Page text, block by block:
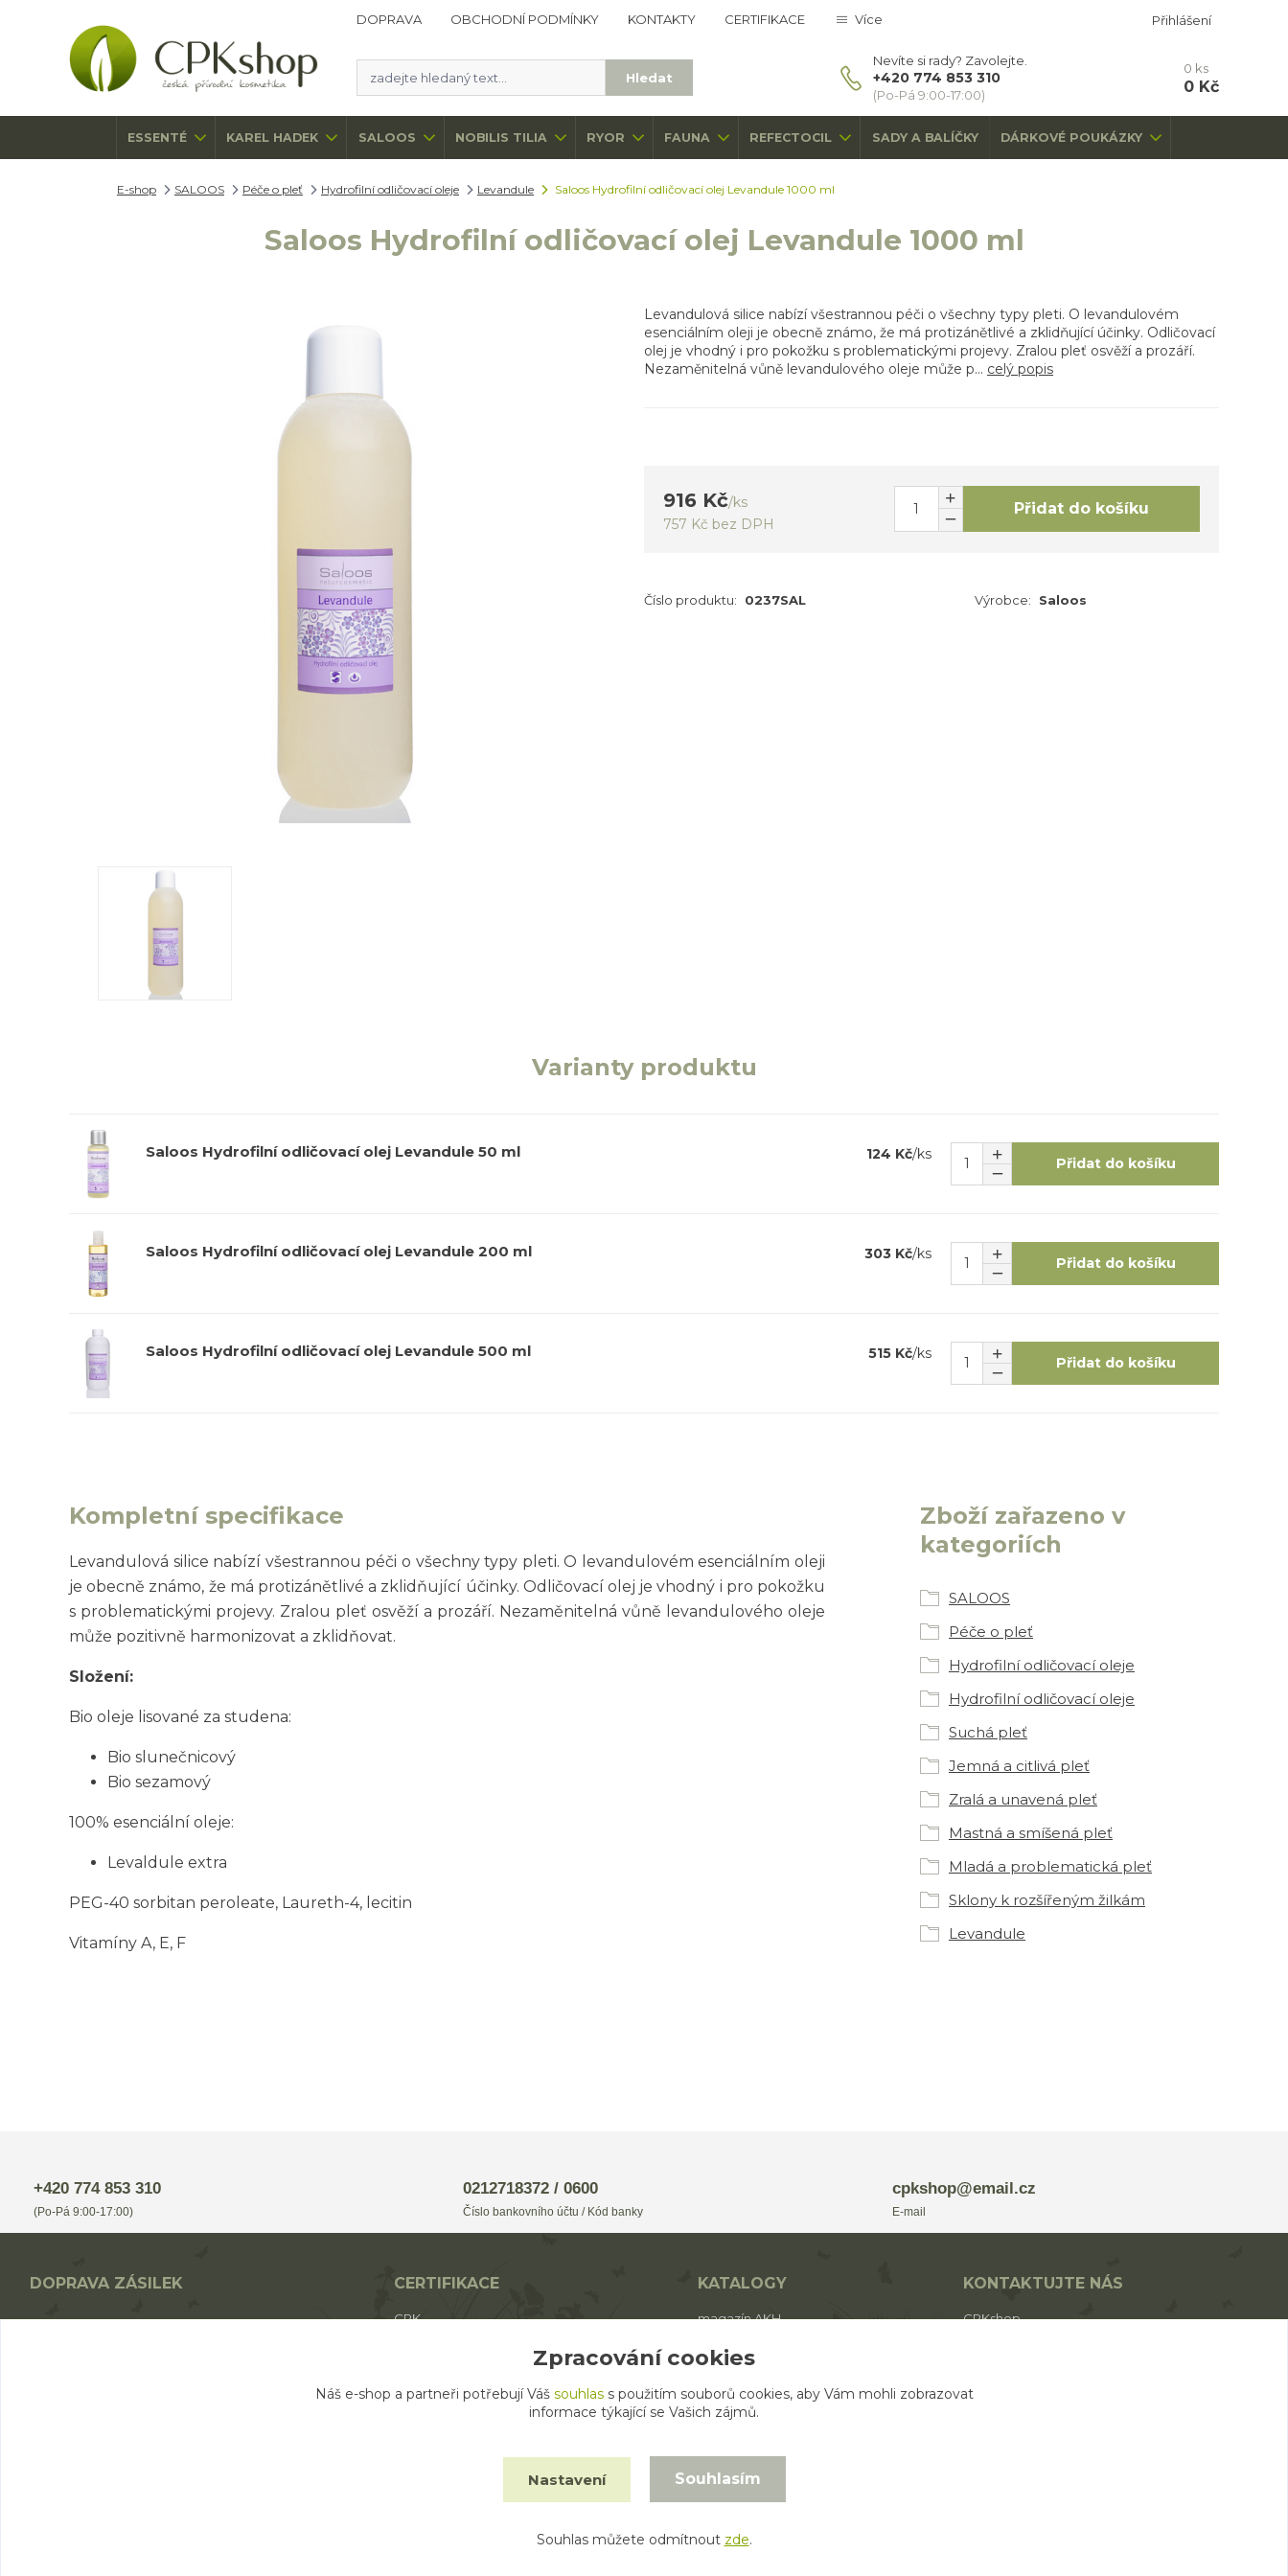
DOPRAVA OBCHODNÍ PODMÍNKY KONTAKTY CERTIFIKACE Více Přihlášení
Hledat
Nevíte si rady? Zavolejte.
+420 774 853 310
(Po-Pá 9:00-17:00)
0 ks
0 Kč
ESSENTÉ KAREL HADEK SALOOS NOBILIS TILIA RYOR FAUNA REFECTOCIL SADY A BALÍČKY DÁRKOVÉ POUKÁZKY
E-shop SALOOS Péče o pleť Hydrofilní odličovací oleje Levandule Saloos Hydrofilní odličovací olej Levandule 1000 ml
Saloos Hydrofilní odličovací olej Levandule 1000 ml
Levandulová silice nabízí všestrannou péči o všechny typy pleti. O levandulovém
esenciálním oleji je obecně známo, že má protizánětlivé a zklidňující účinky. Odličovací
olej je vhodný i pro pokožku s problematickými projevy. Zralou pleť osvěží a prozáří.
Nezaměnitelná vůně levandulového oleje může p... celý popis
916 Kč/ks
757 Kč bez DPH
Přidat do košíku
Číslo produktu: 0237SAL Výrobce: Saloos
Varianty produktu
Saloos Hydrofilní odličovací olej Levandule 50 ml 124 Kč/ks
Přidat do košíku
Saloos Hydrofilní odličovací olej Levandule 200 ml 303 Kč/ks
Přidat do košíku
Saloos Hydrofilní odličovací olej Levandule 500 ml 515 Kč/ks
Přidat do košíku
Kompletní specifikace
Levandulová silice nabízí všestrannou péči o všechny typy pleti. O levandulovém esenciálním oleji
je obecně známo, že má protizánětlivé a zklidňující účinky. Odličovací olej je vhodný i pro pokožku
s problematickými projevy. Zralou pleť osvěží a prozáří. Nezaměnitelná vůně levandulového oleje
může pozitivně harmonizovat a zklidňovat.
Složení:
Bio oleje lisované za studena:
Bio slunečnicový
Bio sezamový
100% esenciální oleje:
Levaldule extra
PEG-40 sorbitan peroleate, Laureth-4, lecitin
Vitamíny A, E, F
Zboží zařazeno v
kategoriích
SALOOS
Péče o pleť
Hydrofilní odličovací oleje
Hydrofilní odličovací oleje
Suchá pleť
Jemná a citlivá pleť
Zralá a unavená pleť
Mastná a smíšená pleť
Mladá a problematická pleť
Sklony k rozšířeným žilkám
Levandule
+420 774 853 310
(Po-Pá 9:00-17:00)
0212718372 / 0600
Číslo bankovního účtu / Kód banky
cpkshop@email.cz
E-mail
DOPRAVA ZÁSILEK CERTIFIKACE
CPK
BIO produkt ECO zemědělství
KATALOGY
magazín AKH
katalog AKH
katalog SALOOS
KONTAKTUJTE NÁS
CPKshop
© 2014 - 2026 CPKshop.cz Vytvořeno na Eshop-rychle.cz
Zpracování cookies
Náš e-shop a partneři potřebují Váš souhlass použitím souborů cookies, aby Vám mohli zobrazovat
informace týkající se Vašich zájmů.
Nastavení Souhlasím
Souhlas můžete odmítnout zde.